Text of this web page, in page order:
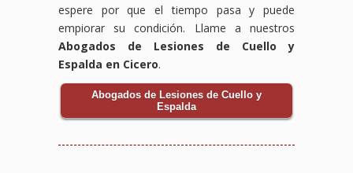
espere por que el tiempo pasa y puede
empiorar su condición. Llame a nuestros
Abogados de Lesiones de Cuello y
Espalda en Cicero.
Abogados de Lesiones de Cuello y
Espalda